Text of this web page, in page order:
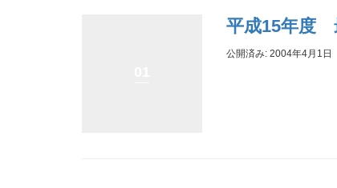
平成15年度
公開済み: 2004年4月1日